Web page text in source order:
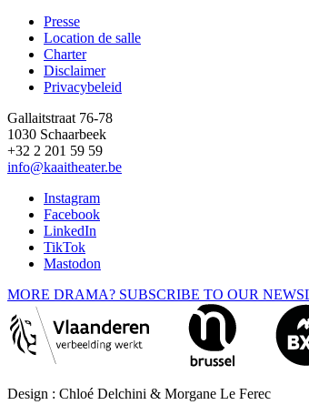
Footer
Presse
Location de salle
Charter
Disclaimer
Privacybeleid
Gallaitstraat 76-78
1030 Schaarbeek
+32 2 201 59 59
info@kaaitheater.be
Instagram
Facebook
LinkedIn
TikTok
Mastodon
MORE DRAMA? SUBSCRIBE TO OUR
Design : Chloé Delchini & Morgane Le Ferec